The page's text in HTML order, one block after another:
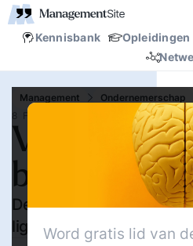
Kennisbank Opleidingen
Management Ondernemerschap
8 FEB.‘15
bij
De digitale revolutie
liggen er binnenkort
Word gratis lid van